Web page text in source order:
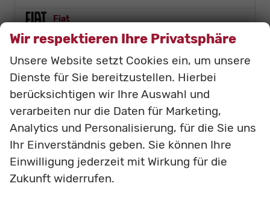
Fiat
Foton
Linktour
Mercedes-Benz
Peugeot
Wir respektieren Ihre Privatsphäre
Unsere Website setzt Cookies ein, um unsere
Dienste für Sie bereitzustellen. Hierbei
berücksichtigen wir Ihre Auswahl und
verarbeiten nur die Daten für Marketing,
Analytics und Personalisierung, für die Sie uns
Ihr Einverständnis geben. Sie können Ihre
Einwilligung jederzeit mit Wirkung für die
Zukunft widerrufen.